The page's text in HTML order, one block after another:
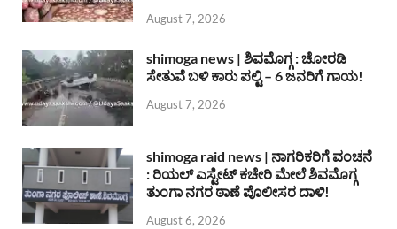
August 7, 2026
shimoga news | ಶಿವಮೊಗ್ಗ : ಚೋರಡಿ
ಸೇತುವೆ ಬಳಿ ಕಾರು ಪಲ್ಟಿ – 6 ಜನರಿಗೆ ಗಾಯ!
August 7, 2026
shimoga raid news | ನಾಗರಿಕರಿಗೆ ವಂಚನೆ
: ರಿಯಲ್ ಎಸ್ಟೇಟ್ ಕಚೇರಿ ಮೇಲೆ ಶಿವಮೊಗ್ಗ
ತುಂಗಾ ನಗರ ಠಾಣೆ ಪೊಲೀಸರ ದಾಳಿ!
August 6, 2026